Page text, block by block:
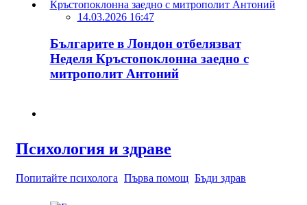
14.03.2026 16:47
Българите в Лондон отбелязват
Неделя Кръстопоклонна заедно с
митрополит Антоний
Психология и здраве
Попитайте психолога Първа помощ Бъди здрав